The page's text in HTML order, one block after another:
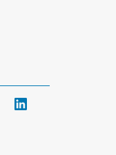
Instagram